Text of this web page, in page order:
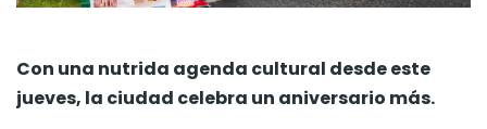
Con una nutrida agenda cultural desde este
jueves, la ciudad celebra un aniversario más.